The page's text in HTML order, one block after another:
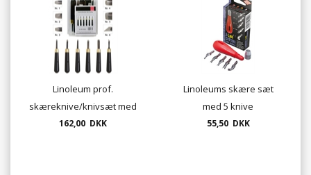
Linoleum prof.
skæreknive/knivsæt med
6 knive
162,00 DKK
Linoleums skære sæt
med 5 knive
55,50 DKK